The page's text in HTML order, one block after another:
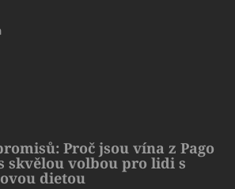
Proč jsou vína z Pago
skvělou volbou pro lidi s
dietou